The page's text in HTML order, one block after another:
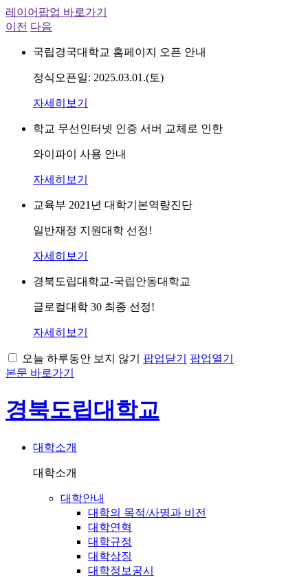
레이어팝업 바로가기
이전 다음
국립경국대학교 홈페이지 오픈 안내
정식오픈일: 2025.03.01.(토)
자세히보기
학교 무선인터넷 인증 서버 교체로 인한
와이파이 사용 안내
자세히보기
교육부 2021년 대학기본역량진단
일반재정 지원대학 선정!
자세히보기
경북도립대학교-국립안동대학교
글로컬대학 30 최종 선정!
자세히보기
오늘 하루동안 보지 않기 팝업닫기
팝업열기
본문 바로가기
경북도립대학교
대학소개
대학소개
대학안내
대학의 목적/사명과 비전
대학연혁
대학규정
대학상징
대학정보공시